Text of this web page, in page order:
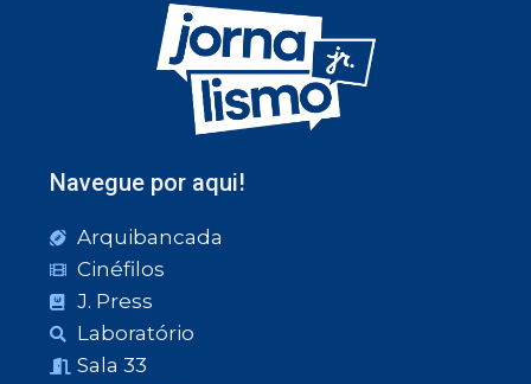
Navegue por aqui!
Arquibancada
Cinéfilos
J. Press
Laboratório
Sala 33